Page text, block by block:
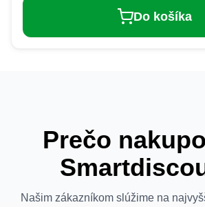
Do košíka
Prečo
Našim zákazníkom slúžime na